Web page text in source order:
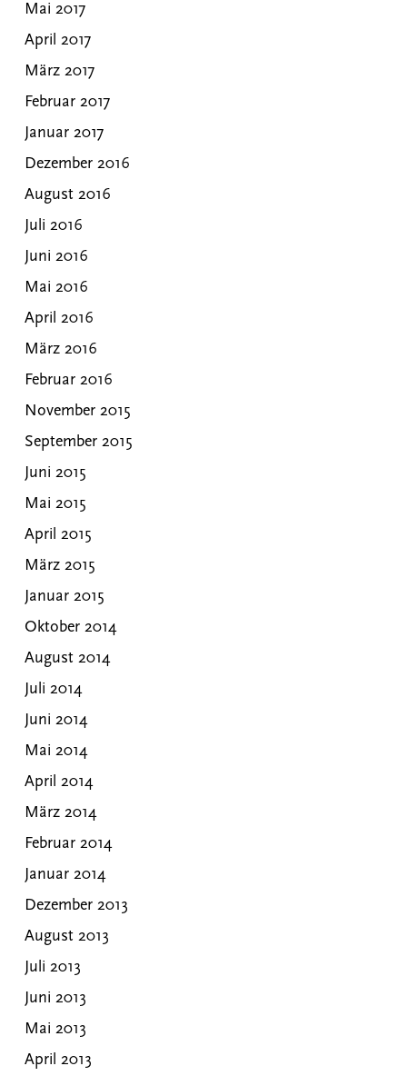
Mai 2017
April 2017
März 2017
Februar 2017
Januar 2017
Dezember 2016
August 2016
Juli 2016
Juni 2016
Mai 2016
April 2016
März 2016
Februar 2016
November 2015
September 2015
Juni 2015
Mai 2015
April 2015
März 2015
Januar 2015
Oktober 2014
August 2014
Juli 2014
Juni 2014
Mai 2014
April 2014
März 2014
Februar 2014
Januar 2014
Dezember 2013
August 2013
Juli 2013
Juni 2013
Mai 2013
April 2013